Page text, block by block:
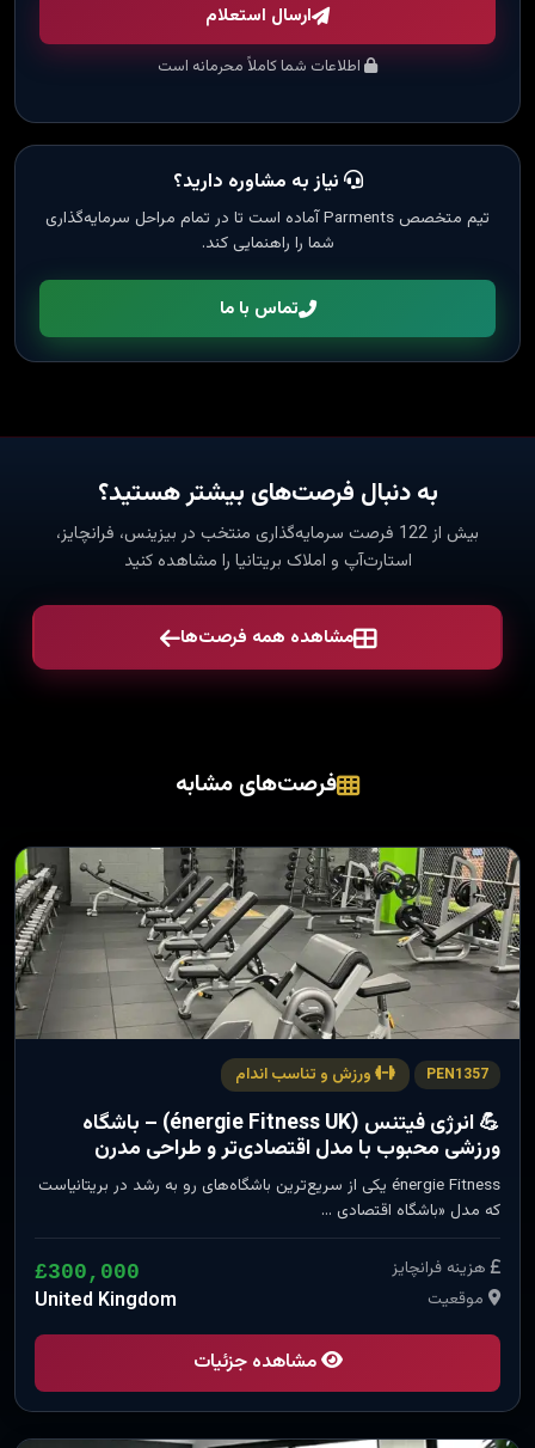
ارسال استعلام
اطلاعات شما کاملاً محرمانه است
نیاز به مشاوره دارید؟
تیم متخصص Parments آماده است تا در تمام مراحل سرمایه‌گذاری
شما را راهنمایی کند.
تماس با ما
به دنبال فرصت‌های بیشتر هستید؟
بیش از 122 فرصت سرمایه‌گذاری منتخب در بیزینس، فرانچایز،
استارت‌آپ و املاک بریتانیا را مشاهده کنید
مشاهده همه فرصت‌ها
فرصت‌های مشابه
PEN1357 ورزش و تناسب اندام
💪 انرژی فیتنس (énergie Fitness UK) – باشگاه
ورزشی محبوب با مدل اقتصادی‌تر و طراحی مدرن
énergie Fitness یکی از سریع‌ترین باشگاه‌های رو به رشد در بریتانیاست
که مدل «باشگاه اقتصادی …
هزینه فرانچایز £300,000
موقعیت United Kingdom
مشاهده جزئیات